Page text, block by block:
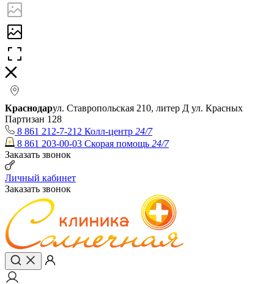
Краснодарул. Ставропольская 210, литер Д ул. Красных
Партизан 128
8 861 212-7-212 Колл-центр 24/7
8 861 203-00-03 Скорая помощь 24/7
Заказать звонок
Личный кабинет
Заказать звонок